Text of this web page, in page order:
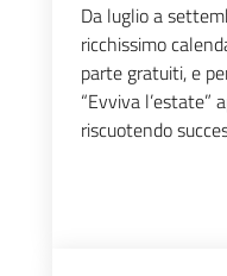
Da luglio a
ricchissimo
parte gratuiti, e
“Evviva l’estate”
riscuotendo